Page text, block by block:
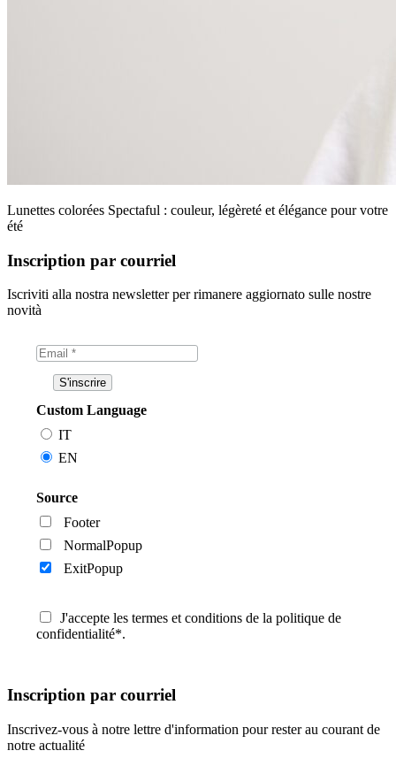
Lunettes colorées Spectaful : couleur, légèreté et élégance pour votre
été
Inscription par courriel
Iscriviti alla nostra newsletter per rimanere aggiornato sulle nostre
novità
Custom Language
IT
EN
Source
Footer
NormalPopup
ExitPopup
J'accepte les termes et conditions de la politique de
confidentialité*.
Inscription par courriel
Inscrivez-vous à notre lettre d'information pour rester au courant de
notre actualité